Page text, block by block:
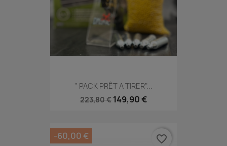
" PACK PRÊT A TIRER"...
223,80 € 149,90 €
-60,00 € favorite_border